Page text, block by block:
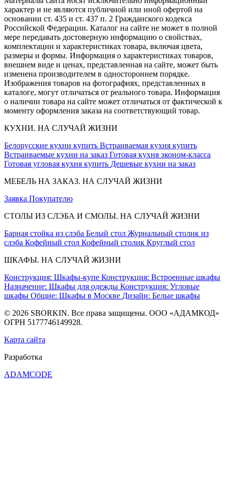
характер и не являются публичной или иной офертой на
основании ст. 435 и ст. 437 п. 2 Гражданского кодекса
Российской Федерации. Каталог на сайте не может в полной
мере передавать достоверную информацию о свойствах,
комплектации и характеристиках товара, включая цвета,
размеры и формы. Информация о характеристиках товаров,
внешнем виде и ценах, представленная на сайте, может быть
изменена производителем в одностороннем порядке.
Изображения товаров на фотографиях, представленных в
каталоге, могут отличаться от реального товара. Информация
о наличии товара на сайте может отличаться от фактической к
моменту оформления заказа на соответствующий товар.
КУХНИ. НА СЛУЧАЙ ЖИЗНИ
Белорусские кухни купить Встраиваемая кухня купить
Встраиваемые кухни на заказ Готовая кухня эконом-класса
Готовая угловая кухня купить Дешевые кухни на заказ
МЕБЕЛЬ НА ЗАКАЗ. НА СЛУЧАЙ ЖИЗНИ
Заявка Покупателю
СТОЛЫ ИЗ СЛЭБА И СМОЛЫ. НА СЛУЧАЙ ЖИЗНИ
Барная стойка из слэба Белый стол Журнальный столик из
слэба Кофейный стол Кофейный столик Круглый стол
ШКАФЫ. НА СЛУЧАЙ ЖИЗНИ
Конструкция: Шкафы-купе Конструкция: Встроенные шкафы
Назначение: Шкафы для одежды Конструкция: Угловые
шкафы Общие: Шкафы в Москве Дизайн: Белые шкафы
© 2026 SBORKIN. Все права защищены. ООО «АДАМКОД»
ОГРН 5177746149928.
Карта сайта
Разработка
ADAMCODE